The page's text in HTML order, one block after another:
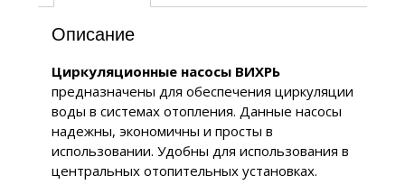
Описание
Циркуляционные насосы ВИХРЬ
предназначены для обеспечения циркуляции
воды в системах отопления. Данные насосы
надежны, экономичны и просты в
использовании. Удобны для использования в
центральных отопительных установках.